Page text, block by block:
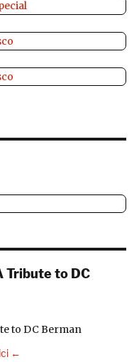
Tribute to DC
←